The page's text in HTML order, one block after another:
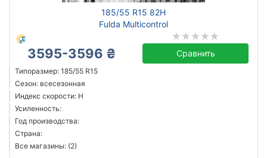
185/55 R15 82H
Fulda Multicontrol
3595-3596 ₴ Сравнить
Типоразмер: 185/55 R15
Сезон: всесезонная
Индекс скорости: H
Усиленность:
Год производства:
Страна:
Все магазины: (2)